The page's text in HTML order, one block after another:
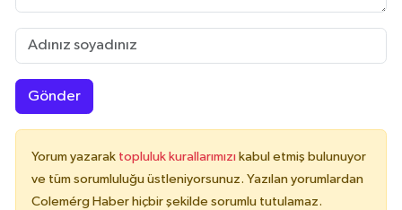
Gönder
Yorum yazarak topluluk kurallarımızı kabul etmiş bulunuyor
ve tüm sorumluluğu üstleniyorsunuz. Yazılan yorumlardan
Colemérg Haber hiçbir şekilde sorumlu tutulamaz.